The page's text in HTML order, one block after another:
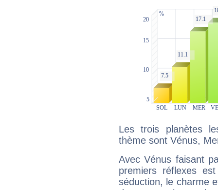
Les trois planètes
thème sont Vénus,
Avec Vénus faisant
premiers réflexes
séduction, le charme